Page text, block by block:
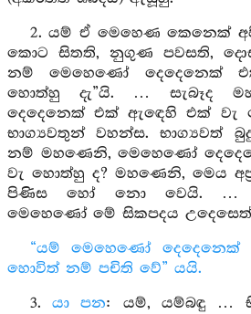
2. යම් ඒ මෙහෙණ කෙනෙක්
කොට සිතති, නුගුණ පවසති,
නම් මෙහෙණෝ දෙදෙනෙක්
හොත්හු දැ”යි. … සැබෑද
දෙදෙනෙක් එක් ඇඳෙහි එක් වැ
භාග්‍යවතුන් වහන්ස. භාග්‍යවත්
නම් මහණෙනි, මෙහෙණෝ
වැ හොත්හු ද? මහණෙනි, මෙය
පිණිස හෝ නො වෙයි. …
මෙහෙණෝ මේ සිකපදය
“යම් මෙහෙණෝ
හොවිත් නම් පචිති වේ” යයි.
3. යා පන: යම්, යම්බඳු …